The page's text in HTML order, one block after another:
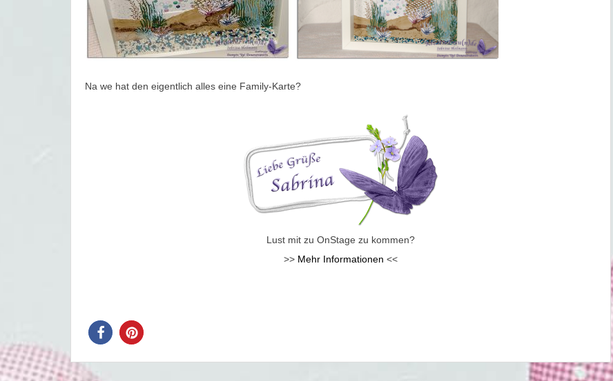
Na we hat den eigentlich alles eine Family-Karte?
Lust mit zu OnStage zu kommen?
>> Mehr Informationen <<